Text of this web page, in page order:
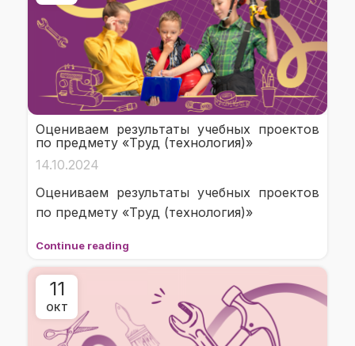
Оцениваем результаты учебных проектов
по предмету «Труд (технология)»
14.10.2024
Оцениваем результаты учебных проектов
по предмету «Труд (технология)»
Continue reading
11
ОКТ